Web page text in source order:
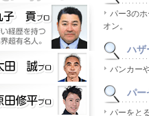
パー3の
オン。
ハザ
バンカー
パー
パーをと